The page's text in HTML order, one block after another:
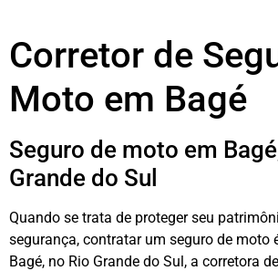
Corretor de
Moto em Bagé
Seguro de moto em
Grande do Sul
Quando se trata de proteger seu
segurança, contratar um seguro de moto
Bagé, no Rio Grande do Sul, a corretora